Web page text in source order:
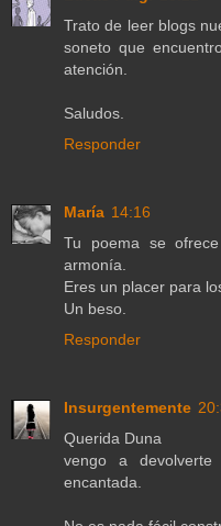
Trato de leer blogs
soneto que
atención.
Saludos.
Responder
María 14:16
Tu poema se
armonía.
Eres un placer para
Un beso.
Responder
Insurgentemente
Querida Duna
vengo a
encantada.